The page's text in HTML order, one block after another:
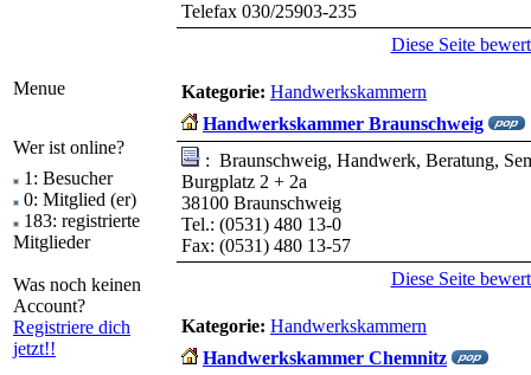
Menue
Wer ist online?
1: Besucher
0: Mitglied (er)
183: registrierte
Mitglieder
Was noch keinen
Account?
Registriere dich
jetzt!!
Telefax 030/25903-235
Diese Seite
Kategorie: Handwerkskammern
Handwerkskammer Braunschweig
: Braunschweig, Handwerk, Beratung,
Burgplatz 2 + 2a
38100 Braunschweig
Tel.: (0531) 480 13-0
Fax: (0531) 480 13-57
Diese Seite
Kategorie: Handwerkskammern
Handwerkskammer Chemnitz